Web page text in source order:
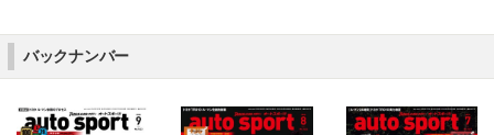
バックナンバー